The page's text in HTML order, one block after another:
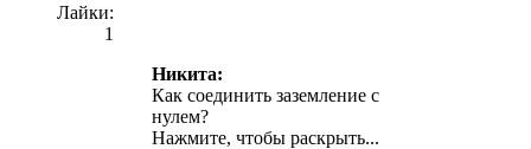
Лайки:
1
Никита:
Как соединить заземление с
нулем?
Нажмите, чтобы раскрыть...